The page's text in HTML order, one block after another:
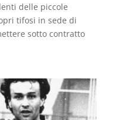
delle piccole
tifosi in sede di
sotto contratto